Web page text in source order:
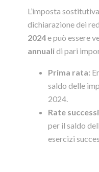
L’imposta
dichiarazione dei
2024e può essere
annualidi pari
Prima rata:
saldo delle
2024.
Rate
per il saldo
esercizi